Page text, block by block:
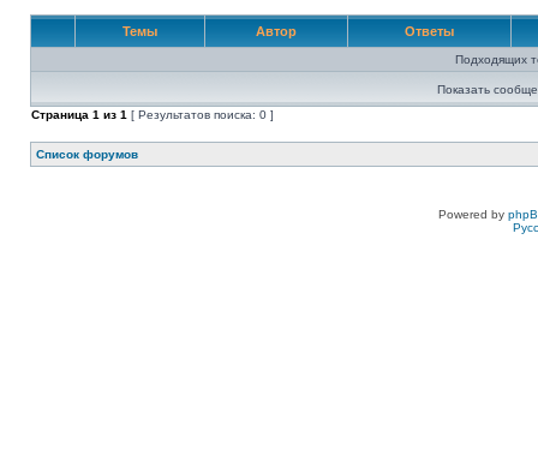
Темы Автор Ответы
Подходящих
Показать
Страница 1 из 1 [ Результатов поиска: 0 ]
Список форумов
Powered by